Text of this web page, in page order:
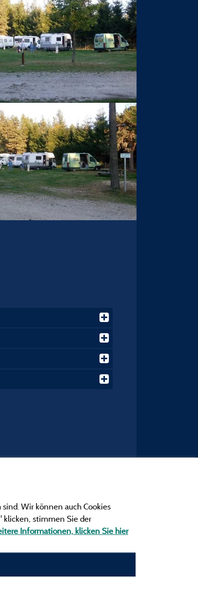
Wir können auch Cookies
klicken, stimmen Sie der
Informationen, klicken Sie hier